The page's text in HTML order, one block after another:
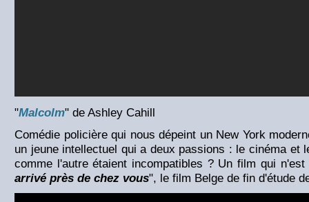
"Malcolm" de Ashley Cahill
Comédie policière qui nous dépeint un New York
un jeune intellectuel qui a deux passions : le cinéma et
comme l'autre étaient incompatibles ? Un film qui
arrivé près de chez vous", le film Belge de fin d'étude